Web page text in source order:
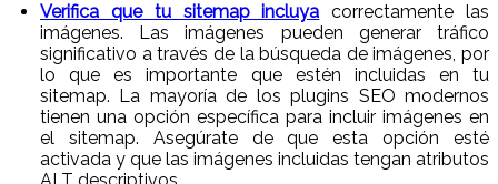
Verifica que tu sitemap incluya correctamente las
imágenes. Las imágenes pueden generar tráfico
significativo a través de la búsqueda de imágenes, por
lo que es importante que estén incluidas en tu
sitemap. La mayoría de los plugins SEO modernos
tienen una opción específica para incluir imágenes en
el sitemap. Asegúrate de que esta opción esté
activada y que las imágenes incluidas tengan atributos